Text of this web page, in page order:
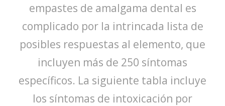
empastes de amalgama dental es
complicado por la intrincada lista de
posibles respuestas al elemento, que
incluyen más de 250 síntomas
específicos. La siguiente tabla incluye
los síntomas de intoxicación por